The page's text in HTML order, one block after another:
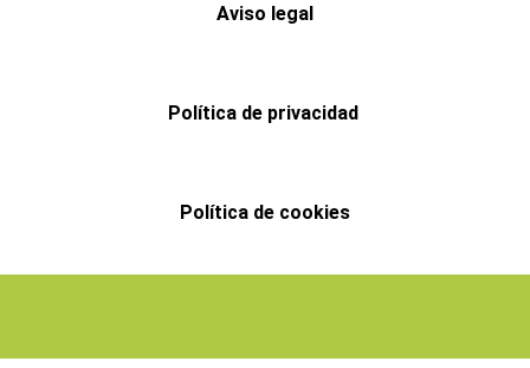
Aviso legal
Política de privacidad
Política de cookies